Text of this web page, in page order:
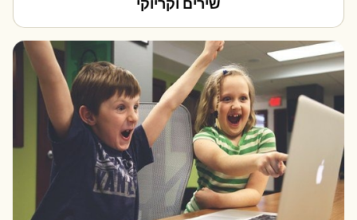
שירים וקריוקי